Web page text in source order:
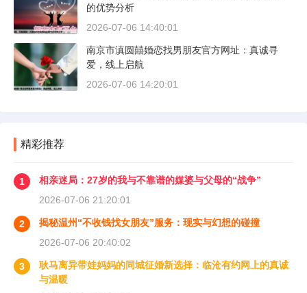
的优势分析
2026-07-06 14:40:01
南京市滇圆囍婚恋找男朋友官方网址：真诚寻
爱，线上启航
2026-07-06 14:20:01
精彩推荐
1
相亲迷局：27岁的我与不靠谱的媒婆与父母的“战争”
2026-07-06 21:20:01
2
揭秘温州“不收钱找女朋友”服务：现实与幻想的碰撞
2026-07-06 20:40:02
3
耿马离异带娃妈妈的同城征婚新选择：临沧有约网上的真诚
与温暖